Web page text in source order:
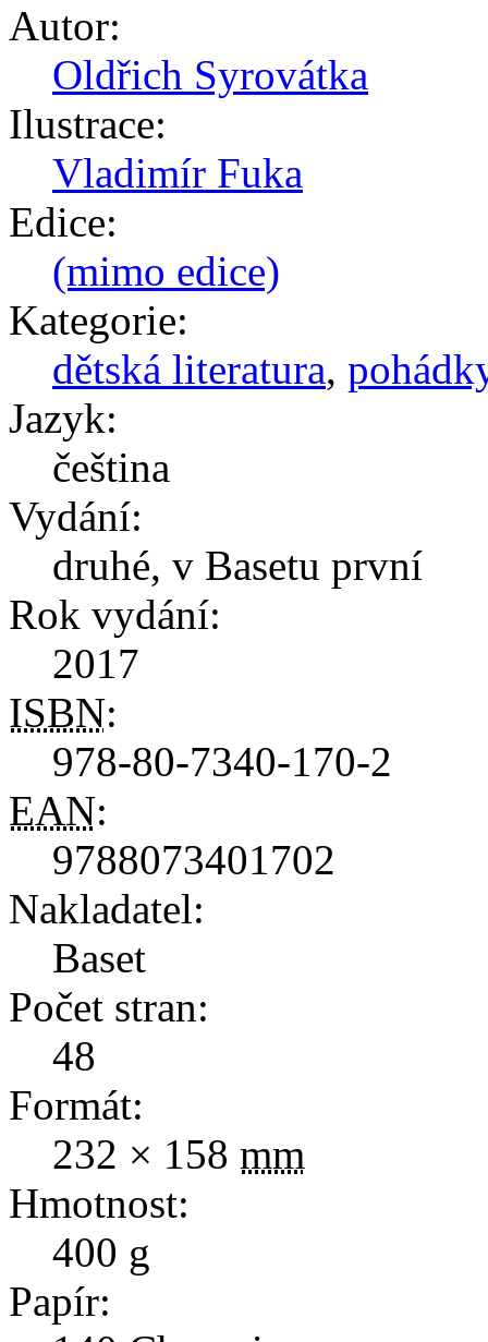
Autor:
Oldřich Syrovátka
Ilustrace:
Vladimír Fuka
Edice:
(mimo edice)
Kategorie:
dětská literatura,
Jazyk:
čeština
Vydání:
druhé, v Basetu první
Rok vydání:
2017
ISBN:
978-80-7340-170-2
EAN:
9788073401702
Nakladatel:
Baset
Počet stran:
48
Formát:
232 × 158 mm
Hmotnost:
400 g
Papír: